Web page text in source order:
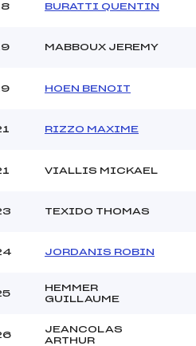
BURATTI QUENTIN
MABBOUX JEREMY
HOEN BENOIT
RIZZO MAXIME
VIALLIS MICKAEL
TEXIDO THOMAS
JORDANIS ROBIN
HEMMER
GUILLAUME
JEANCOLAS
ARTHUR